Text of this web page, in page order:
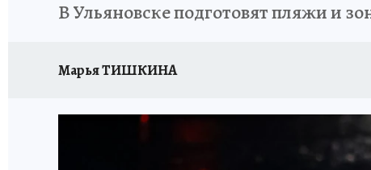
В Ульяновске подготовят пляжи и
Марья ТИШКИНА